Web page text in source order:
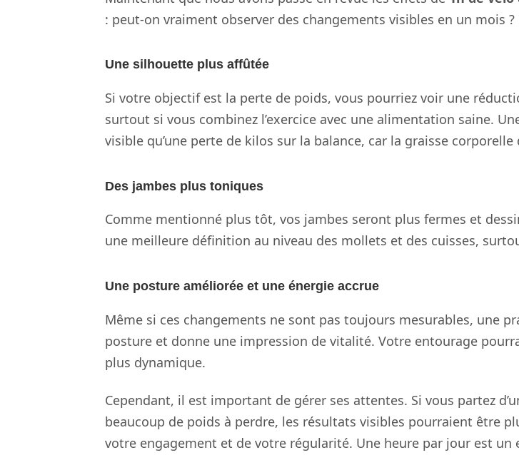
: peut-on vraiment observer des changements visibles en un mois
Une silhouette plus affûtée
Si votre objectif est la perte de poids, vous pourriez voir une
surtout si vous combinez l’exercice avec une alimentation saine.
visible qu’une perte de kilos sur la balance, car la graisse
Des jambes plus toniques
Comme mentionné plus tôt, vos jambes seront plus fermes et
une meilleure définition au niveau des mollets et des cuisses,
Une posture améliorée et une énergie accrue
Même si ces changements ne sont pas toujours mesurables, une
posture et donne une impression de vitalité. Votre entourage
plus dynamique.
Cependant, il est important de gérer ses attentes. Si vous partez
beaucoup de poids à perdre, les résultats visibles pourraient être
votre engagement et de votre régularité. Une heure par jour est